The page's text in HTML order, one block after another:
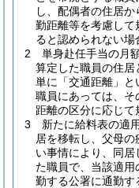
し、配偶者の住居
勤距離等を考慮して
ると認められない場
2
単身赴任手当の月
算定した職員の住
単に「交通距離」と
職員にあっては、そ
距離の区分に応じ
3
新たに給料表の適
居を移転し、父母
い事情により、同
た職員で、当該適
勤する公署に通勤